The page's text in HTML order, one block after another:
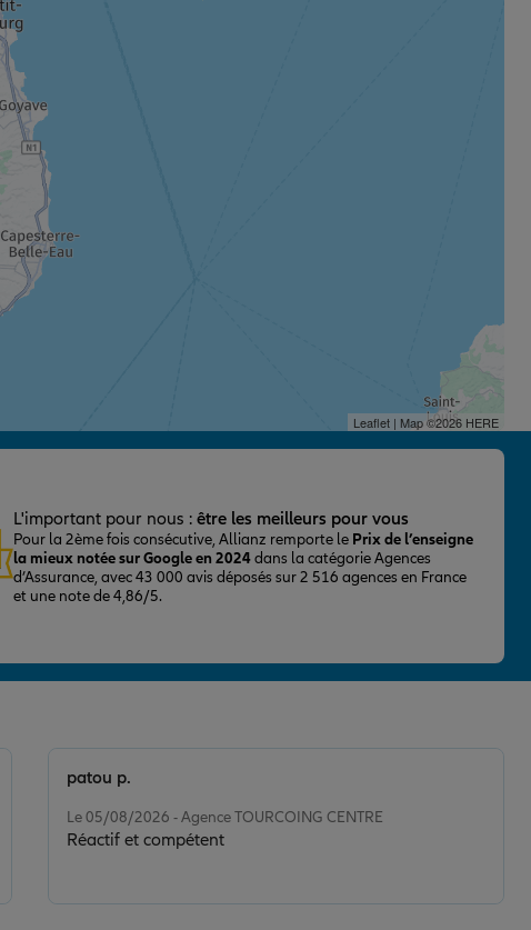
Leaflet| Map ©2026 HERE
L'important pour nous : être les meilleurs pour vous
Pour la 2ème fois consécutive, Allianz remporte le Prix de l’enseigne
la mieux notée sur Google en 2024dans la catégorie Agences
d’Assurance, avec 43 000 avis déposés sur 2 516 agences en France
et une note de 4,86/5.
Le 05/08/2026 - Agence TOURCOING CENTRE
Réactif et compétent
patou p.